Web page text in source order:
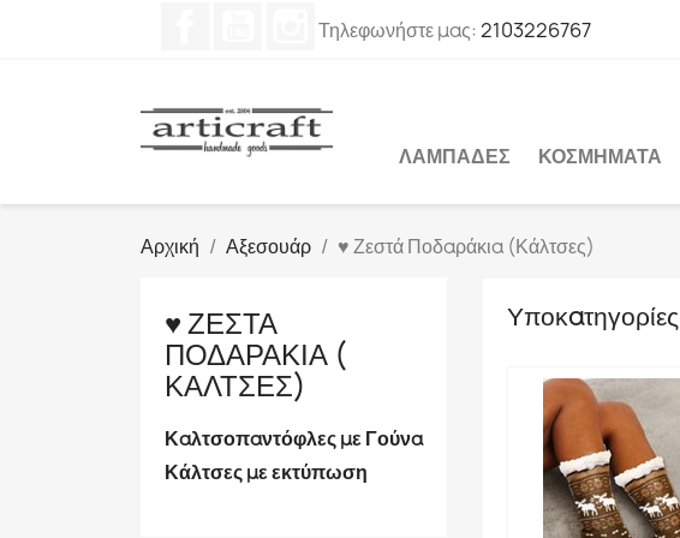
Τηλεφωνήστε μας:2103226767
ΛΑΜΠΆΔΕΣ ΚΟΣΜΉΜΑΤΑ
Αρχική Αξεσουάρ ♥ Ζεστά Ποδαράκια (​Κάλτσες)
♥ ΖΕΣΤΆ
ΠΟΔΑΡΆΚΙΑ (​
ΚΆΛΤΣΕΣ)
Καλτσοπαντόφλες με Γούνα
Κάλτσες με εκτύπωση
Υποκατηγορίες